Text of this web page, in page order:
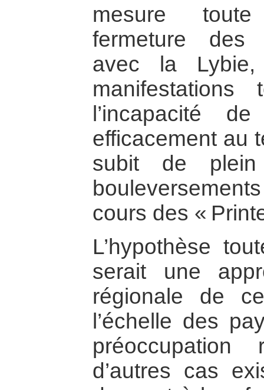
mesure
fermeture des
avec la
l’incapacité
efficacement au
subit de
cours des «
L’hypothèse
serait une
régionale de
l’échelle des
préoccupation
d’autres cas